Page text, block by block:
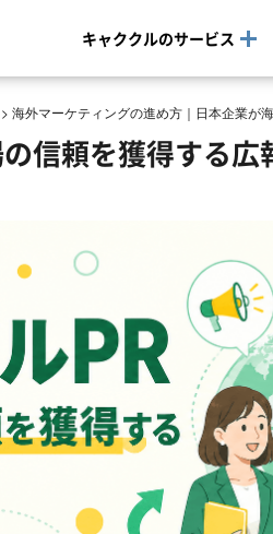
キャククルのサービス
> 海外マーケティングの進め方｜日本企業が
信頼を獲得する広